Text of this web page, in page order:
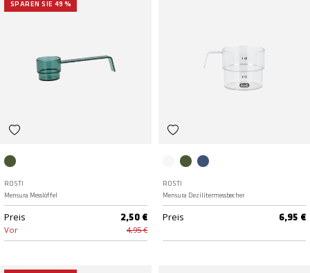
SPAREN SIE 49 %
ROSTI
Mensura Messlöffel
Preis 2,50 €
Vor 4,95 €
ROSTI
Mensura Dezilitermessbecher
Preis 6,95 €